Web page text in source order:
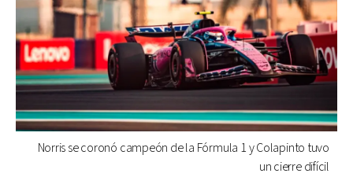
Norris se coronó campeón de la Fórmula 1 y Colapinto tuvo
un cierre difícil